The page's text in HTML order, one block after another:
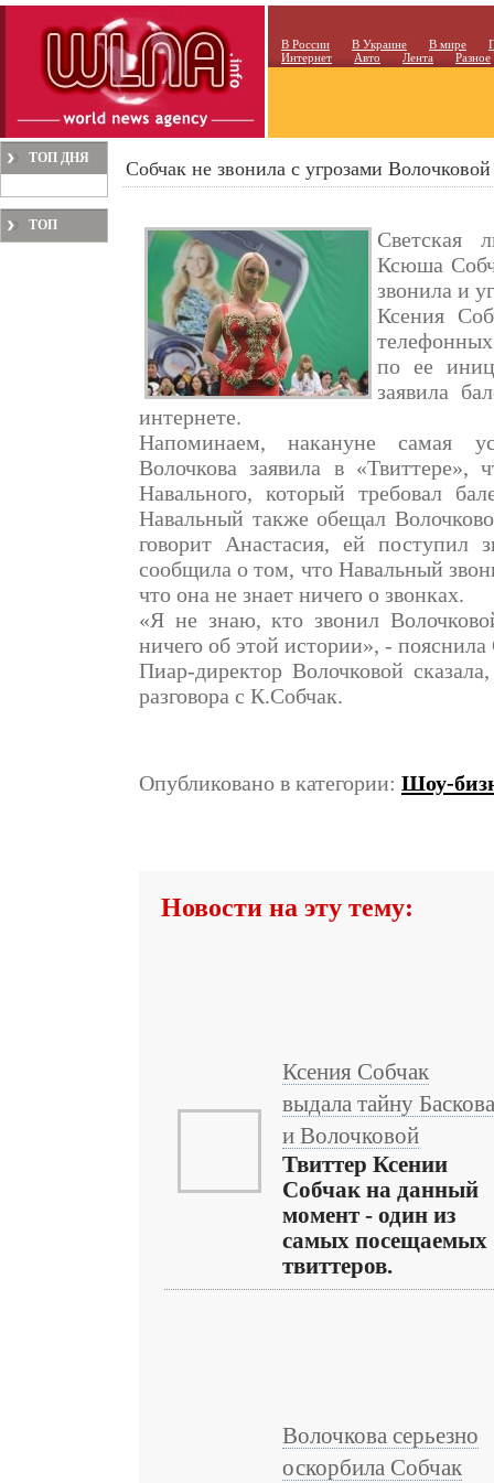
В России В Украине В мире
Интернет
Авто Лента Разное
ТОП ДНЯ
ТОП
Собчак не звонила с угрозами Волочковой
Светская
Ксюша
звонила и
Ксения
по ее
заявила
интернете.
Напоминаем, накануне самая
Волочкова заявила в
Навального, который требовал
Навальный также обещал
говорит Анастасия, ей поступил
сообщила о том, что Навальный
что она не знает ничего о звонках.
«Я не знаю, кто звонил
ничего об этой истории», - пояснила
Пиар-директор Волочковой
разговора с К.Собчак.
Опубликовано в категории: Шоу-
Новости на эту тему:
Ксения Собчак
выдала тайну Баскова
и Волочковой
Твиттер Ксении
Собчак на данный
момент - один из
самых посещаемых
твиттеров.
Волочкова серьезно
оскорбила Собчак